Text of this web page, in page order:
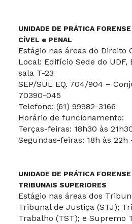
UNIDADE DE PRÁTICA
CÍVEL e PENAL
Estágio nas áreas do Direito
Local: Edifício Sede do UDF,
sala T-23
SEP/SUL EQ. 704/904 –
70390-045
Telefone: (61) 99982-3166
Horário de funcionamento:
Terças-feiras: 18h30 às
Segundas-feiras: 18h às 22h
UNIDADE DE PRÁTICA
TRIBUNAIS SUPERIORES
Estágio nas áreas dos
Tribunal de Justiça (STJ);
Trabalho (TST); e Supremo